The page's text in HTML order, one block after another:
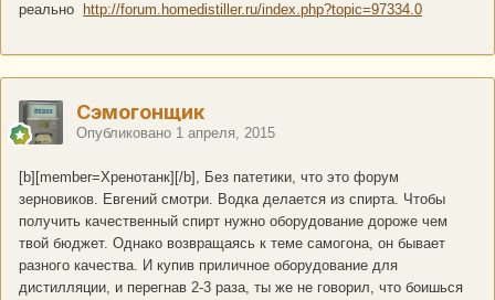
реально http://forum.homedistiller.ru/index.php?topic=97334.0
Сэмогонщик
Опубликовано 1 апреля, 2015
[b][member=Хренотанк][/b], Без патетики, что это форум
зерновиков. Евгений смотри. Водка делается из спирта. Чтобы
получить качественный спирт нужно оборудование дороже чем
твой бюджет. Однако возвращаясь к теме самогона, он бывает
разного качества. И купив приличное оборудование для
дистилляции, и перегнав 2-3 раза, ты же не говорил, что боишься